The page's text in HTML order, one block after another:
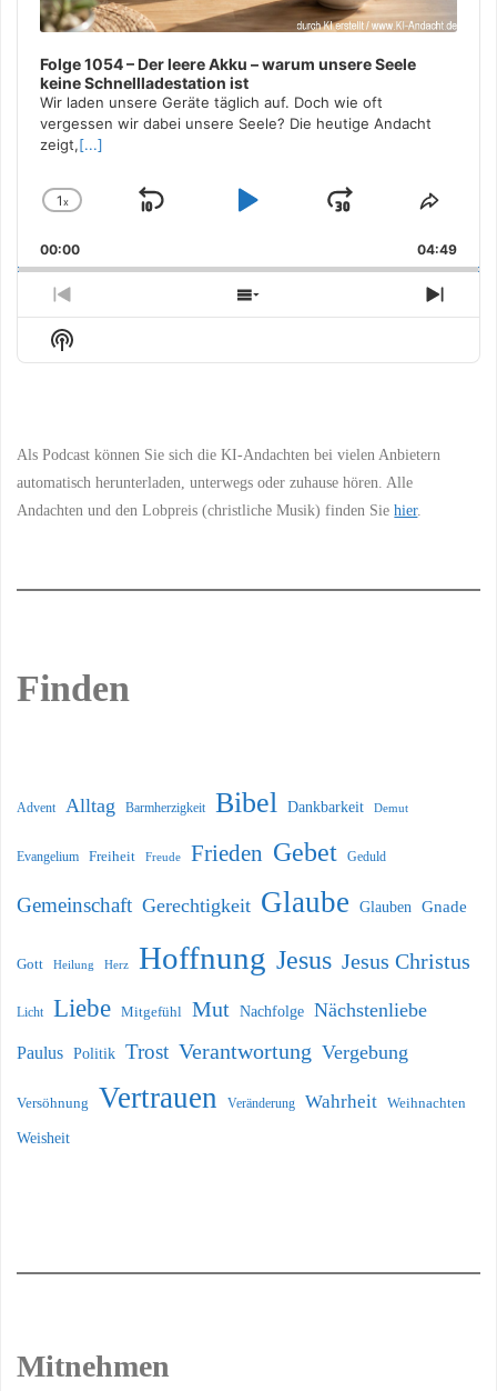
Folge 1054 – Der leere Akku – warum unsere Seele
keine Schnellladestation ist
Wir laden unsere Geräte täglich auf. Doch wie oft
vergessen wir dabei unsere Seele? Die heutige Andacht
zeigt,[...]
Change
Rate
1x
Skip
Play
Jump
Forward
Share
00:00 04:49
Previous
Episode
Show
Episodes
Next
Show
Podcast
Als Podcast können Sie sich die KI-Andachten bei vielen Anbietern
automatisch herunterladen, unterwegs oder zuhause hören. Alle
Andachten und den Lobpreis (christliche Musik) finden Siehier.
Finden
Advent Alltag Barmherzigkeit Bibel Dankbarkeit Demut
Evangelium Freiheit Freude Frieden Gebet Geduld
Gemeinschaft Gerechtigkeit Glaube Glauben Gnade
Gott Heilung Herz Hoffnung Jesus Jesus Christus
Licht Liebe Mitgefühl Mut Nachfolge Nächstenliebe
Paulus Politik Trost Verantwortung Vergebung
Versöhnung Vertrauen Veränderung Wahrheit Weihnachten
Weisheit
Mitnehmen